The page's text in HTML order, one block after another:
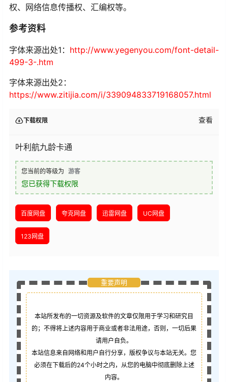
权、网络信息传播权、汇编权等。
参考资料
字体来源出处1： http://www.yegenyou.com/font-detail-
499-3-.htm
字体来源出处2：
https://www.zitijia.com/i/339094833719168057.html
下载权限 查看
叶利航九龄卡通
您当前的等级为 游客
您已获得下载权限
百度网盘 夸克网盘 迅雷网盘 UC网盘
123网盘
重要声明
本站所发布的一切资源及软件的文章仅限用于学习和研究目
的；不得将上述内容用于商业或者非法用途，否则，一切后果
请用户自负。
本站信息来自网络和用户自行分享，版权争议与本站无关。您
必须在下载后的24个小时之内，从您的电脑中彻底删除上述
内容。